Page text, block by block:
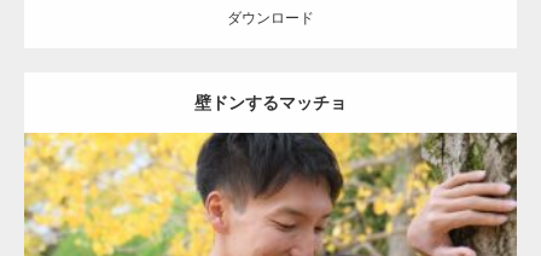
ダウンロード
壁ドンするマッチョ
Update: 2021.07.8